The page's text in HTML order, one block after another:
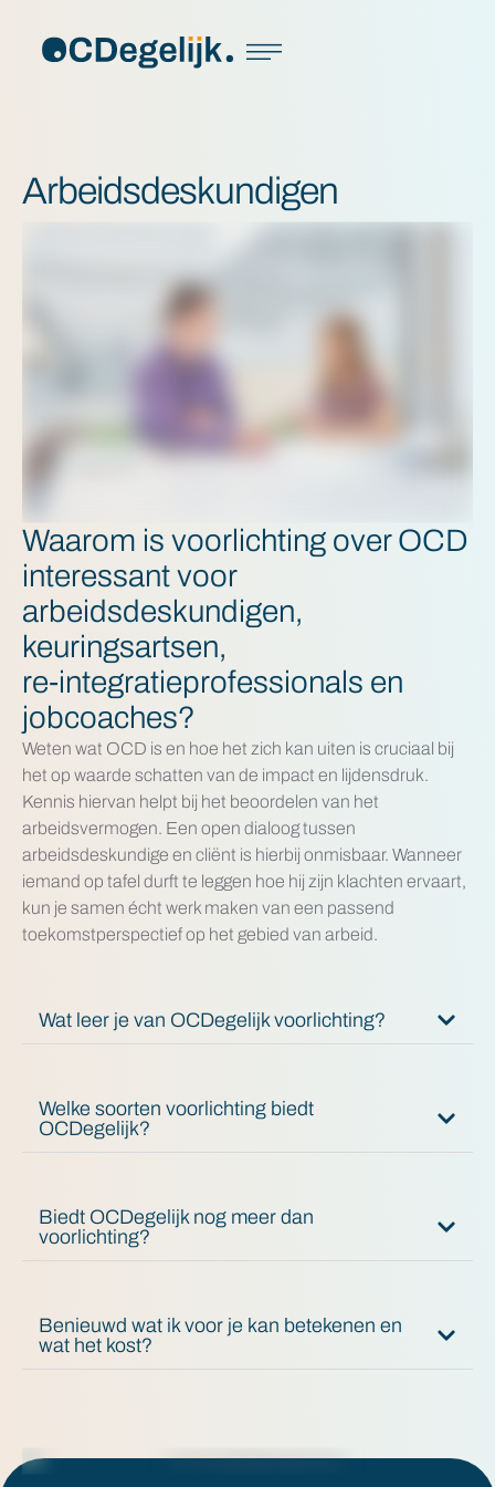
Arbeidsdeskundigen
Waarom is voorlichting over OCD
interessant voor
arbeidsdeskundigen,
keuringsartsen,
re‑integratieprofessionals en
jobcoaches?
Weten wat OCD is en hoe het zich kan uiten is cruciaal bij
het op waarde schatten van de impact en lijdensdruk.
Kennis hiervan helpt bij het beoordelen van het
arbeidsvermogen. Een open dialoog tussen
arbeidsdeskundige en cliënt is hierbij onmisbaar. Wanneer
iemand op tafel durft te leggen hoe hij zijn klachten ervaart,
kun je samen écht werk maken van een passend
toekomstperspectief op het gebied van arbeid.
Wat leer je van OCDegelijk voorlichting?
Welke soorten voorlichting biedt
OCDegelijk?
Biedt OCDegelijk nog meer dan
voorlichting?
Benieuwd wat ik voor je kan betekenen en
wat het kost?